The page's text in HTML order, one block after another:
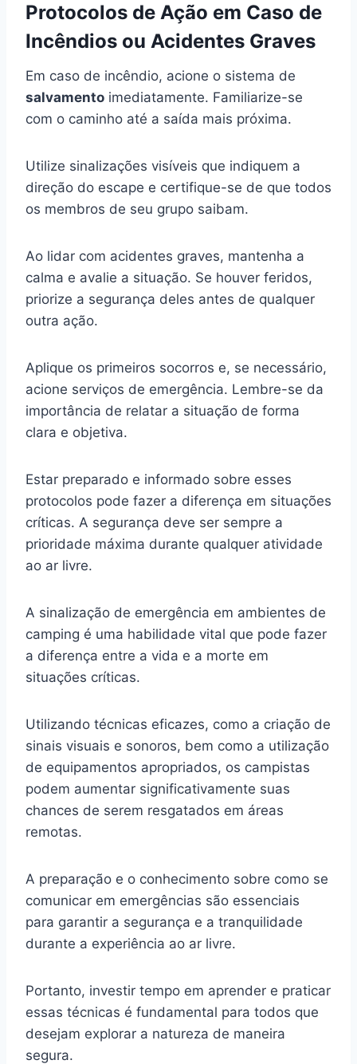
Protocolos de Ação em Caso de
Incêndios ou Acidentes Graves
Em caso de incêndio, acione o sistema de
salvamento imediatamente. Familiarize-se
com o caminho até a saída mais próxima.
Utilize sinalizações visíveis que indiquem a
direção do escape e certifique-se de que todos
os membros de seu grupo saibam.
Ao lidar com acidentes graves, mantenha a
calma e avalie a situação. Se houver feridos,
priorize a segurança deles antes de qualquer
outra ação.
Aplique os primeiros socorros e, se necessário,
acione serviços de emergência. Lembre-se da
importância de relatar a situação de forma
clara e objetiva.
Estar preparado e informado sobre esses
protocolos pode fazer a diferença em situações
críticas. A segurança deve ser sempre a
prioridade máxima durante qualquer atividade
ao ar livre.
A sinalização de emergência em ambientes de
camping é uma habilidade vital que pode fazer
a diferença entre a vida e a morte em
situações críticas.
Utilizando técnicas eficazes, como a criação de
sinais visuais e sonoros, bem como a utilização
de equipamentos apropriados, os campistas
podem aumentar significativamente suas
chances de serem resgatados em áreas
remotas.
A preparação e o conhecimento sobre como se
comunicar em emergências são essenciais
para garantir a segurança e a tranquilidade
durante a experiência ao ar livre.
Portanto, investir tempo em aprender e praticar
essas técnicas é fundamental para todos que
desejam explorar a natureza de maneira
segura.